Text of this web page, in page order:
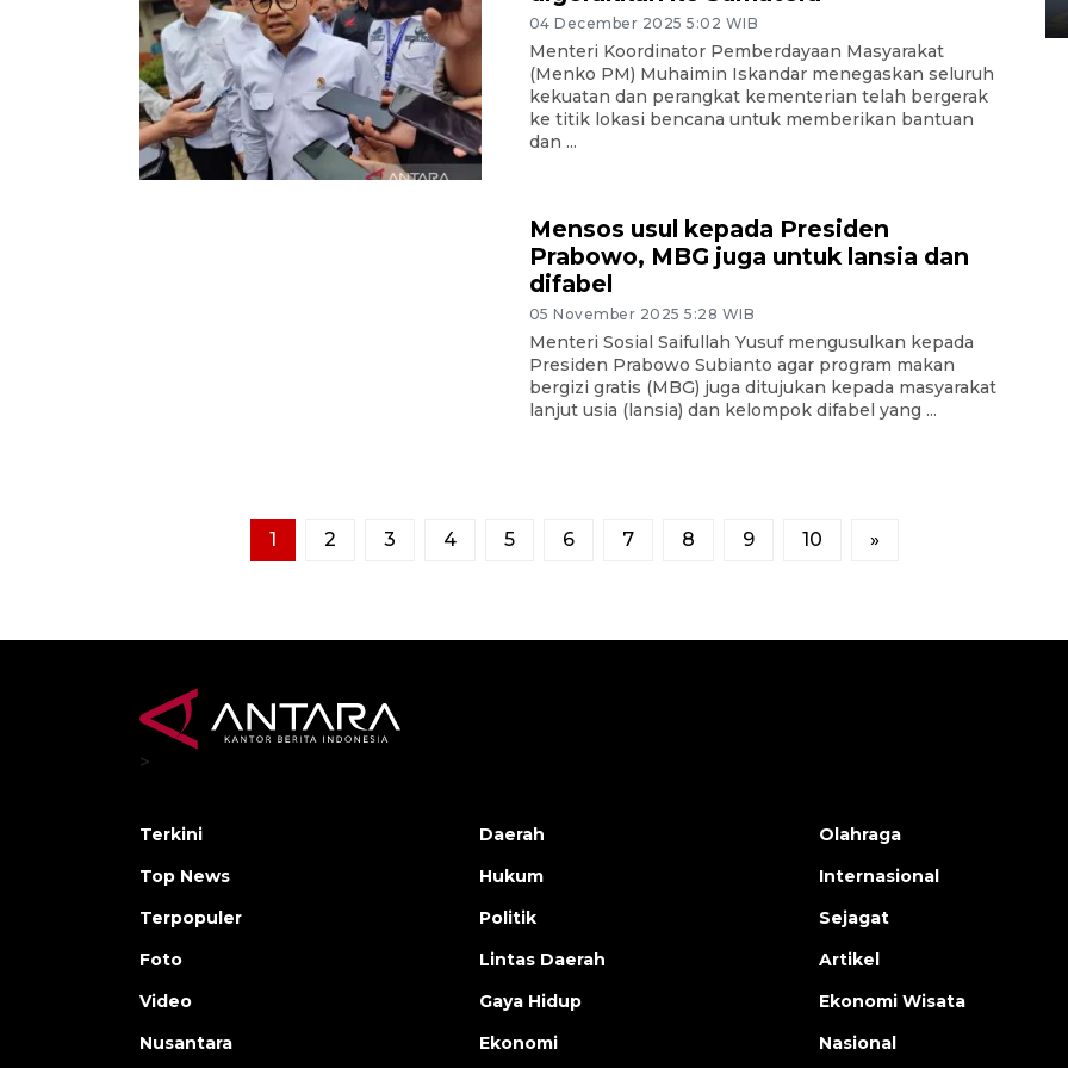
04 December 2025 5:02 WIB
Menteri Koordinator Pemberdayaan Masyarakat
(Menko PM) Muhaimin Iskandar menegaskan seluruh
kekuatan dan perangkat kementerian telah bergerak
ke titik lokasi bencana untuk memberikan bantuan
dan ...
Mensos usul kepada Presiden
Prabowo, MBG juga untuk lansia dan
difabel
05 November 2025 5:28 WIB
Menteri Sosial Saifullah Yusuf mengusulkan kepada
Presiden Prabowo Subianto agar program makan
bergizi gratis (MBG) juga ditujukan kepada masyarakat
lanjut usia (lansia) dan kelompok difabel yang ...
1 2 3 4 5 6 7 8 9 10 »
02 April 2026 12:51 WIB
>
Terkini
Top News
Terpopuler
Foto
Video
Nusantara
Daerah
Hukum
Politik
Lintas Daerah
Gaya Hidup
Ekonomi
Olahraga
Internasional
Sejagat
Artikel
Ekonomi Wisata
Nasional